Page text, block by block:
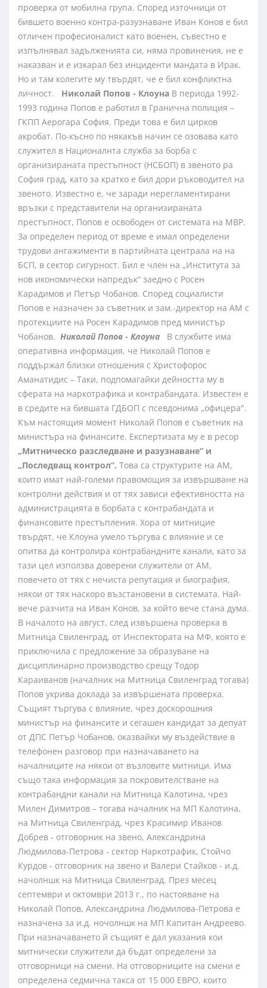
проверка от мобилна група. Според източници от
бившето военно контра-разузнаване Иван Конов е бил
отличен професионалист като военен, съвестно е
изпълнявал задълженията си, няма провинения, не е
наказван и е изкарал без инциденти мандата в Ирак.
Но и там колегите му твърдят, че е бил конфликтна
личност. Николай Попов - Клоуна В периода 1992-
1993 година Попов е работил в Гранична полиция –
ГКПП Аерогара София. Преди това е бил цирков
акробат. По-късно по някакъв начин се озовава като
служител в Националнта служба за борба с
организираната престъпност (НСБОП) в звеното pа
София град, като за кратко е бил дори ръководител на
звеното. Известно е, че заради нерегламентирани
връзки с представители на организираната
престъпност, Попов е освободен от системата на МВР.
За определен период от време е имал определени
трудови ангажименти в партийната централа на на
БСП, в сектор сигурност. Бил е член на „Института за
нов икономически напредък“ заедно с Росен
Карадимов и Петър Чобанов. Според социалисти
Попов е назначен за съветник и зам.-директор на АМ с
протекциите на Росен Карадимов пред министър
Чобанов. Николай Попов - Клоуна В службите има
оперативна информация, че Николай Попов е
поддържал близки отношения с Христофорос
Аманатидис – Таки, подпомагайки дейността му в
сферата на наркотрафика и контрабандата. Известен е
в средите на бившата ГДБОП с псевдонима „офицера".
Към настоящия момент Николай Попов е съветник на
министъра на финансите. Експертизата му е в ресор
„Митническо разследване и разузнаване“ и
„Последващ контрол“. Това са структурите на АМ,
които имат най-големи правомощия за извършване на
контролни действия и от тях зависи ефективността на
администрацията в борбата с контрабандата и
финансовите престъпления. Хора от митницие
твърдят, че Клоуна умело търгува с влияние и се
опитва да контролира контрабандните канали, като за
тази цел използва доверени служители от АМ,
повечето от тях с нечиста репутация и биография,
някои от тях наскоро възстановени в системата. Най-
вече разчита на Иван Конов, за който вече стана дума.
В началото на август, след извършена проверка в
Митница Свиленград, от Инспектората на МФ, която е
приключила с предложение за образуване на
дисциплинарно производство срещу Тодор
Караиванов (началник на Митница Свиленград тогава)
Попов укрива доклада за извършената проверка.
Същият търгува с влияние, чрез доскорошния
министър на финансите и сегашен кандидат за депуат
от ДПС Петър Чобанов, оказвайки му въздействие в
телефонен разговор при назначаването на
началниците на някои от възловите митници. Има
също така информация за покровителстване на
контрабандни канали на Митница Калотина, чрез
Милен Димитров – тогава началник на МП Калотина,
на Митница Свиленград, чрез Красимир Иванов
Добрев - отговорник на звено, Александрина
Людмилова-Петрова - сектор Наркотрафик, Стойчо
Курдов - отговорник на звено и Валери Стайков - и.д.
начолншк на Митница Свиленград. През месец
септември и октомври 2013 г., по настояване на
Николай Попов, Александрина Людмилова-Петрова е
назначена за и.д. ночолншк на МП Капитан Андреево.
При назначаването й същият е дал указания кои
митнически служители да бъдат определени за
отговорници на смени. На отговорниците на смени е
определена седмична такса от 15 000 ЕВРО, които